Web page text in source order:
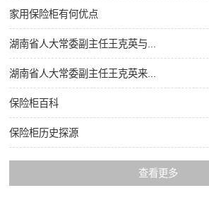
家用保险柜有何优点
湖南省人大常委副主任王克英与...
湖南省人大常委副主任王克英来...
保险柜百科
保险柜历史探源
查看更多